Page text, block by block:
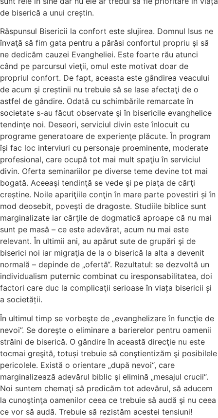
de biserică a unui creștin.
Răspunsul Bisericii la confort este slujirea. Domnul Isus ne
învaţă să fim gata pentru a părăsi confortul propriu şi să
ne dedicăm cauzei Evangheliei. Este foarte rău atunci
când pe parcursul vieţii, omul este motivat doar de
propriul confort. De fapt, aceasta este gândirea veacului
de acum şi creștinii nu trebuie să se lase afectaţi de o
astfel de gândire. Odată cu schimbările remarcate în
societate s-au făcut observate şi în bisericile evanghelice
tendinţe noi. Deseori, serviciul divin este înlocuit cu
programe generatoare de experienţe plăcute. În program
își fac loc interviuri cu personaje proeminente, moderate
profesional, care ocupă tot mai mult spaţiu în serviciul
divin. Oferta seminariilor pe diverse teme devine tot mai
bogată. Aceeaşi tendinţă se vede şi pe piaţa de cărţi
creștine. Noile apariţiile conţin în mare parte povestiri și în
mod deosebit, poveşti de dragoste. Studiile biblice sunt
marginalizate iar cărţile de dogmatică aproape că nu mai
sunt pe masă – ce este adevărat, acum nu mai este
relevant. În ultimii ani, au apărut sute de grupări şi de
biserici noi iar migraţia de la o biserică la alta a devenit
normală – depinde de „ofertă“. Rezultatul: se dezvoltă un
individualism puternic combinat cu iresponsabilitatea, doi
factori care duc la complicaţii serioase în viața bisericii și
a societății.
În ultimul timp se vorbeşte de „evanghelizare în funcţie de
nevoi”. Se doreşte o eliminare a barierelor pentru oamenii
străini de biserică. O gândire în această direcţie nu este
tocmai greşită, totuși trebuie să conştientizăm şi posibilele
pericolele. Există o orientare „după nevoi“, care
marginalizează adevărul biblic şi elimină „mesajul crucii“.
Noi suntem chemaţi să predicăm tot adevărul, să aducem
la cunoştinţa oamenilor ceea ce trebuie să audă şi nu ceea
ce vor să audă. Trebuie să rezistăm acestei tensiuni!